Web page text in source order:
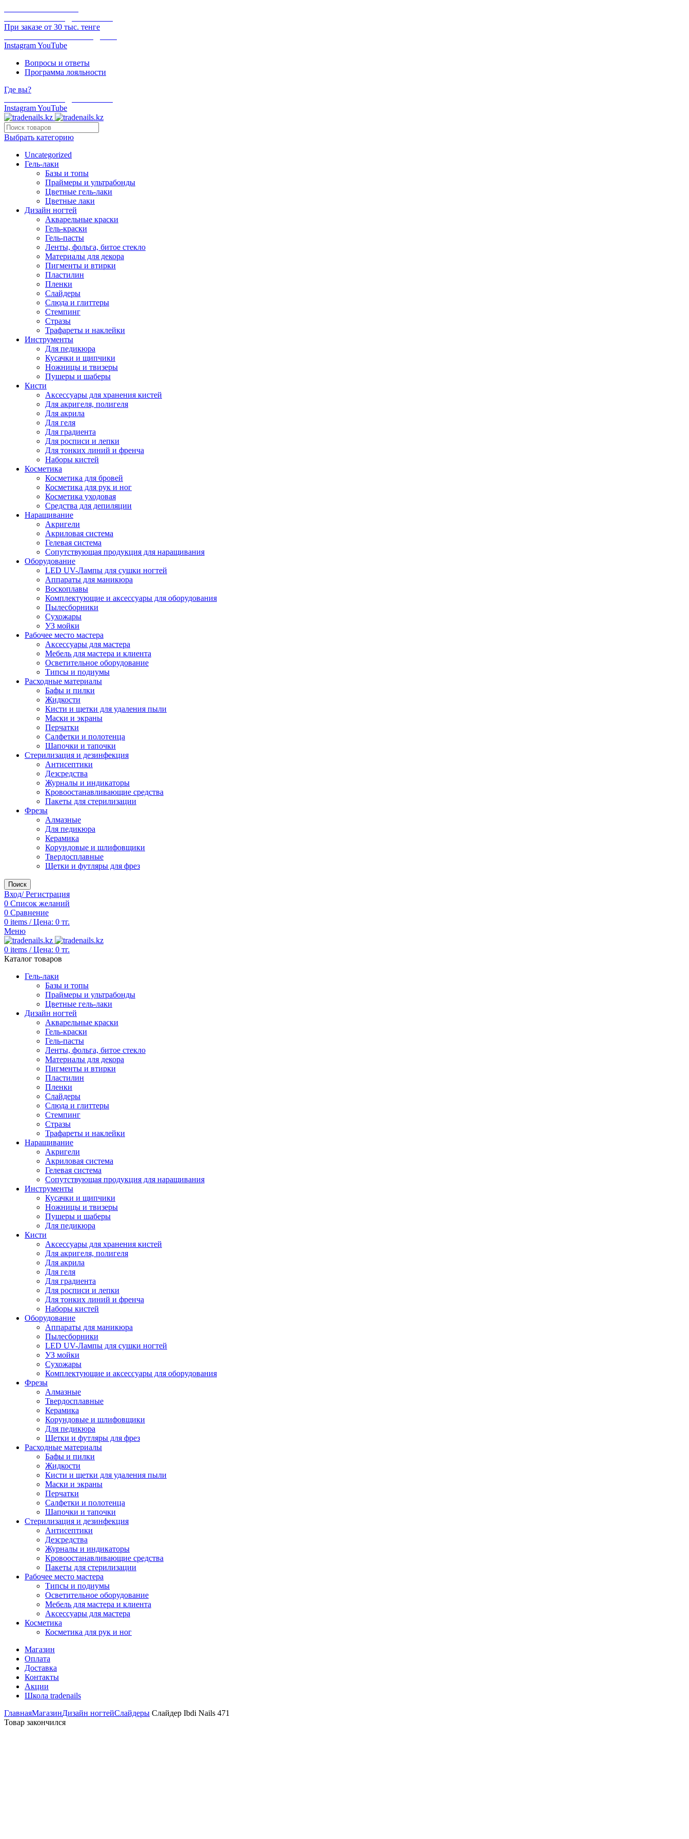
При заказе от 30 тыс. тенге
InstagramYouTube
Вопросы и ответы
Программа лояльности
Где вы?
InstagramYouTube
Выбрать категорию
Uncategorized
Гель-лаки
Базы и топы
Праймеры и ультрабонды
Цветные гель-лаки
Цветные лаки
Дизайн ногтей
Акварельные краски
Гель-краски
Гель-пасты
Ленты, фольга, битое стекло
Материалы для декора
Пигменты и втирки
Пластилин
Пленки
Слайдеры
Слюда и глиттеры
Стемпинг
Стразы
Трафареты и наклейки
Инструменты
Для педикюра
Кусачки и щипчики
Ножницы и твизеры
Пушеры и шаберы
Кисти
Аксессуары для хранения кистей
Для акригеля, полигеля
Для акрила
Для геля
Для градиента
Для росписи и лепки
Для тонких линий и френча
Наборы кистей
Косметика
Косметика для бровей
Косметика для рук и ног
Косметика уходовая
Средства для депиляции
Наращивание
Акригели
Акриловая система
Гелевая система
Сопутствующая продукция для наращивания
Оборудование
LED UV-Лампы для сушки ногтей
Аппараты для маникюра
Воскоплавы
Комплектующие и аксессуары для оборудования
Пылесборники
Сухожары
УЗ мойки
Рабочее место мастера
Аксессуары для мастера
Мебель для мастера и клиента
Осветительное оборудование
Типсы и подиумы
Расходные материалы
Бафы и пилки
Жидкости
Кисти и щетки для удаления пыли
Маски и экраны
Перчатки
Салфетки и полотенца
Шапочки и тапочки
Стерилизация и дезинфекция
Антисептики
Дезсредства
Журналы и индикаторы
Кровоостанавливающие средства
Пакеты для стерилизации
Фрезы
Алмазные
Для педикюра
Керамика
Корундовые и шлифовщики
Твердосплавные
Щетки и футляры для фрез
Поиск
Вход/ Регистрация
0 Список желаний
0 Сравнение
0 items / Цена: 0 тг.
Меню
0 items / Цена: 0 тг.
Каталог товаров
Гель-лаки
Базы и топы
Праймеры и ультрабонды
Цветные гель-лаки
Дизайн ногтей
Акварельные краски
Гель-краски
Гель-пасты
Ленты, фольга, битое стекло
Материалы для декора
Пигменты и втирки
Пластилин
Пленки
Слайдеры
Слюда и глиттеры
Стемпинг
Стразы
Трафареты и наклейки
Наращивание
Акригели
Акриловая система
Гелевая система
Сопутствующая продукция для наращивания
Инструменты
Кусачки и щипчики
Ножницы и твизеры
Пушеры и шаберы
Для педикюра
Кисти
Аксессуары для хранения кистей
Для акригеля, полигеля
Для акрила
Для геля
Для градиента
Для росписи и лепки
Для тонких линий и френча
Наборы кистей
Оборудование
Аппараты для маникюра
Пылесборники
LED UV-Лампы для сушки ногтей
УЗ мойки
Сухожары
Комплектующие и аксессуары для оборудования
Фрезы
Алмазные
Твердосплавные
Керамика
Корундовые и шлифовщики
Для педикюра
Щетки и футляры для фрез
Расходные материалы
Бафы и пилки
Жидкости
Кисти и щетки для удаления пыли
Маски и экраны
Перчатки
Салфетки и полотенца
Шапочки и тапочки
Стерилизация и дезинфекция
Антисептики
Дезсредства
Журналы и индикаторы
Кровоостанавливающие средства
Пакеты для стерилизации
Рабочее место мастера
Типсы и подиумы
Осветительное оборудование
Мебель для мастера и клиента
Аксессуары для мастера
Косметика
Косметика для рук и ног
Магазин
Оплата
Доставка
Контакты
Акции
Школа tradenails
ГлавнаяМагазинДизайн ногтейСлайдеры Слайдер Ibdi Nails 471
Товар закончился